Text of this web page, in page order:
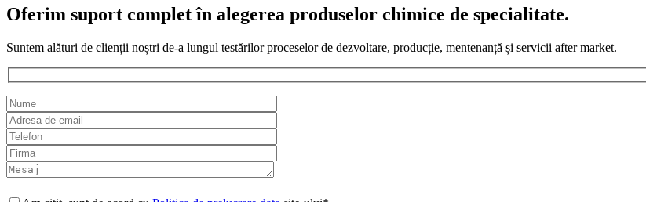
Oferim suport complet în alegerea produselor chimice de specialitate.
Suntem alături de clienții noștri de-a lungul testărilor proceselor de dezvoltare, producție, mentenanță și servicii after market.